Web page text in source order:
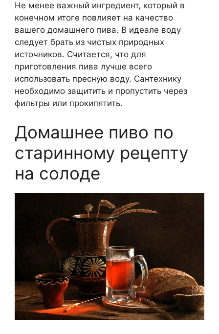
Не менее важный ингредиент, который в
конечном итоге повлияет на качество
вашего домашнего пива. В идеале воду
следует брать из чистых природных
источников. Считается, что для
приготовления пива лучше всего
использовать пресную воду. Сантехнику
необходимо защитить и пропустить через
фильтры или прокипятить.
Домашнее пиво по
старинному рецепту
на солоде